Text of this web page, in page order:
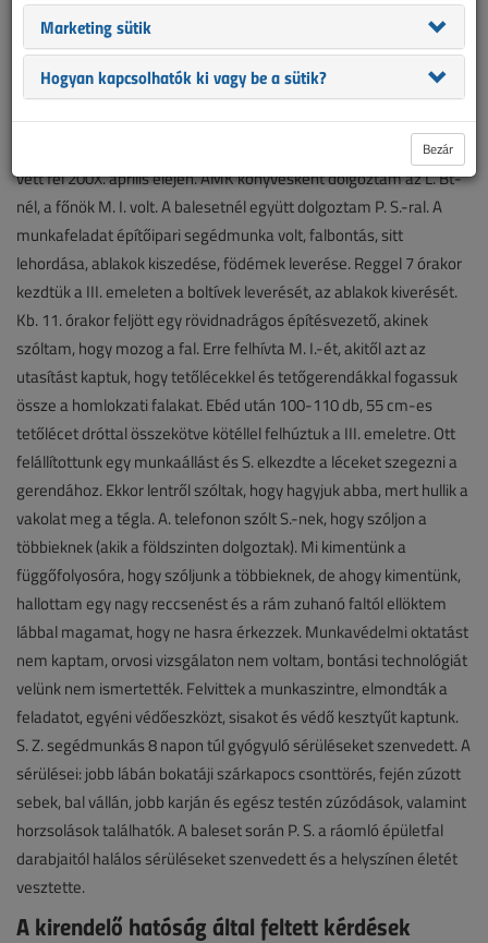
bontási munkái során halálos munkahelyi baleset történt. A fenti
ügyben eljáró nyomozó hatóság igazságügyi munkavédelmi
szakértői kivizsgálásra rendelt ki.
A baleset bekövetkezésének ismertetése
S. Z. segédmunkás tanúvallomása alapján: „A X. u.-i munkára O. A.
vett fel 200X. április elején. AMK könyvesként dolgoztam az L. Bt-
nél, a főnök M. I. volt. A balesetnél együtt dolgoztam P. S.-ral. A
munkafeladat építőipari segédmunka volt, falbontás, sitt
lehordása, ablakok kiszedése, födémek leverése. Reggel 7 órakor
kezdtük a III. emeleten a boltívek leverését, az ablakok kiverését.
Kb. 11. órakor feljött egy rövidnadrágos építésvezető, akinek
szóltam, hogy mozog a fal. Erre felhívta M. I.-ét, akitől azt az
utasítást kaptuk, hogy tetőlécekkel és tetőgerendákkal fogassuk
össze a homlokzati falakat. Ebéd után 100-110 db, 55 cm-es
tetőlécet dróttal összekötve kötéllel felhúztuk a III. emeletre. Ott
felállítottunk egy munkaállást és S. elkezdte a léceket szegezni a
gerendához. Ekkor lentről szóltak, hogy hagyjuk abba, mert hullik a
vakolat meg a tégla. A. telefonon szólt S.-nek, hogy szóljon a
többieknek (akik a földszinten dolgoztak). Mi kimentünk a
függőfolyosóra, hogy szóljunk a többieknek, de ahogy kimentünk,
hallottam egy nagy reccsenést és a rám zuhanó faltól ellöktem
lábbal magamat, hogy ne hasra érkezzek. Munkavédelmi oktatást
nem kaptam, orvosi vizsgálaton nem voltam, bontási technológiát
velünk nem ismertették. Felvittek a munkaszintre, elmondták a
feladatot, egyéni védőeszközt, sisakot és védő kesztyűt kaptunk.
S. Z. segédmunkás 8 napon túl gyógyuló sérüléseket szenvedett. A
sérülései: jobb lábán bokatáji szárkapocs csonttörés, fején zúzott
sebek, bal vállán, jobb karján és egész testén zúzódások, valamint
horzsolások találhatók. A baleset során P. S. a ráomló épületfal
darabjaitól halálos sérüléseket szenvedett és a helyszínen életét
vesztette.
A kirendelő hatóság által feltett kérdések
Marketing sütik
Hogyan kapcsolhatók ki vagy be a sütik?
Bezár